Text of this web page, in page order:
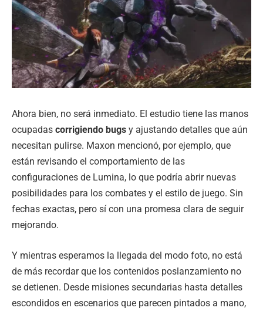
Ahora bien, no será inmediato. El estudio tiene las manos
ocupadas corrigiendo bugs y ajustando detalles que aún
necesitan pulirse. Maxon mencionó, por ejemplo, que
están revisando el comportamiento de las
configuraciones de Lumina, lo que podría abrir nuevas
posibilidades para los combates y el estilo de juego. Sin
fechas exactas, pero sí con una promesa clara de seguir
mejorando.
Y mientras esperamos la llegada del modo foto, no está
de más recordar que los contenidos poslanzamiento no
se detienen. Desde misiones secundarias hasta detalles
escondidos en escenarios que parecen pintados a mano,